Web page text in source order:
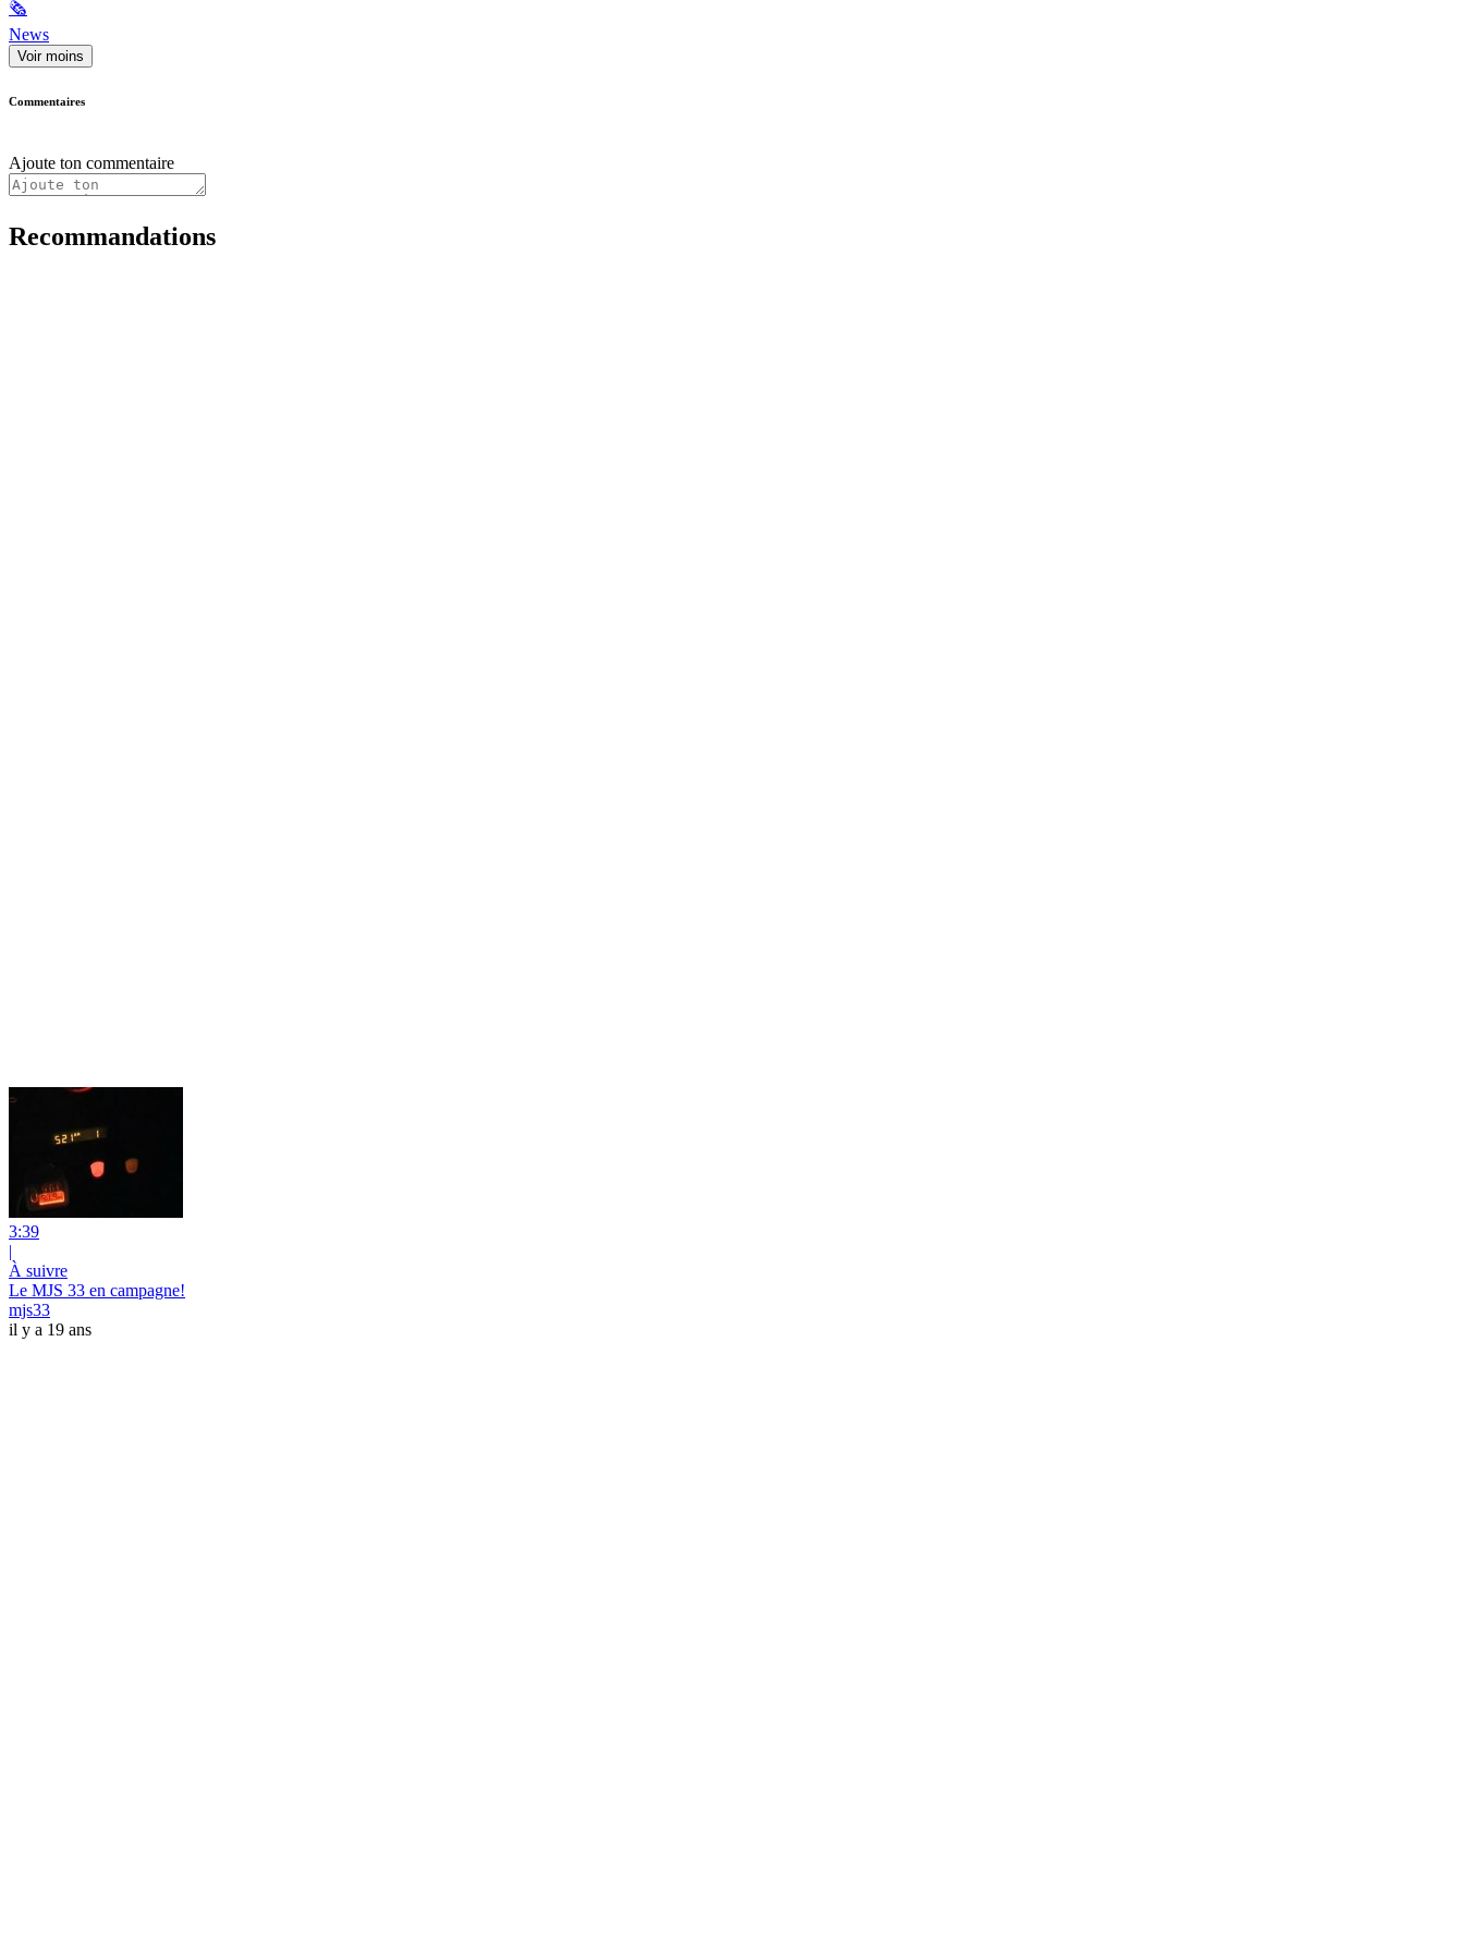
🗞
News
Voir moins
Commentaires
Ajoute ton commentaire
Recommandations
3:39
|
À suivre
Le MJS 33 en campagne!
mjs33
il y a 19 ans